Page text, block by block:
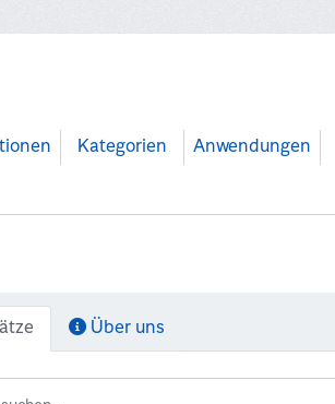
Kategorien Anwendungen
Über uns